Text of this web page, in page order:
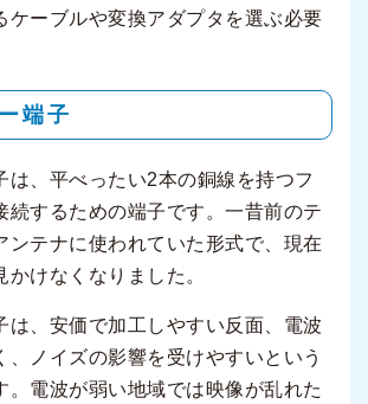
ケーブルや変換アダプタを選ぶ必要
端子
は、平べったい2本の銅線を持つフ
続するための端子です。一昔前のテ
ンテナに使われていた形式で、現在
かけなくなりました。
は、安価で加工しやすい反面、電波
、ノイズの影響を受けやすいという
。電波が弱い地域では映像が乱れた